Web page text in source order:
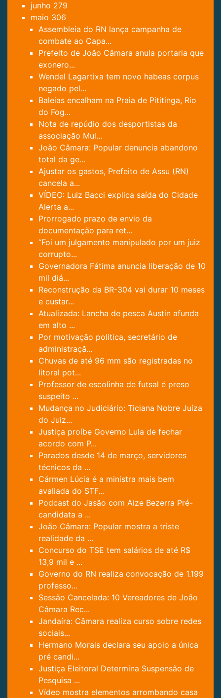
junho 279
maio 306
Assembleia do RN lança campanha de
combate ao Capa...
Prefeito de João Câmara anula portaria que
exonero...
Wendel Lagartixa tem novo habeas corpus
negado pel...
Baleias encalham na Praia de Pititinga, Rio
do Fog...
Nota de repúdio dos desportistas da
associação Mul...
João Câmara: Popular denuncia abandono
total da ge...
Ajustar os gastos, Prefeito de Assu (RN)
cancela a...
VÍDEO: Luiz Bacci explica saída do Cidade
Alerta a...
Prorrogado prazo de envio da
documentação para ret...
“Foi um julgamento manipulado por um juiz
corrupto...
Governadora Fátima anuncia liberação de 10
mil diá...
Reconstrução da BR-304 vai durar 10 meses
e custar...
Atualizada: Lancha de pesca Austin afunda
em alto ...
Por motivação politica, secretário de
administraçã...
Chuvas de até 96 mm são registradas no
litoral pot...
Professor de escolinha de futsal é preso
suspeito ...
Mudança no Judiciário: Ticiana Nobre Juíza
do Juiz...
Justiça proíbe Governo Lula de fechar
acordo com P...
Parados desde 14 de março, servidores
técnicos da ...
Cármen Lúcia é a ministra mais bem
avaliada do STF...
Podcast do Jasão com Aize Bezerra Pré-
candidata a ...
João Câmara: Popular mostra a triste
realidade da ...
Concurso do TSE tem salários de até R$
13,9 mil e ...
Governo do RN realiza convocação de 1.199
professo...
Sessão Cancelada: 10 Vereadores de João
Câmara Rec...
Jandaíra: Câmara realiza curso sobre redes
sociais...
Hermano Morais declara seu apoio a única
pré candi...
Justiça Eleitoral Determina Suspensão de
Pesquisa ...
Vídeo mostra elementos arrombando casa